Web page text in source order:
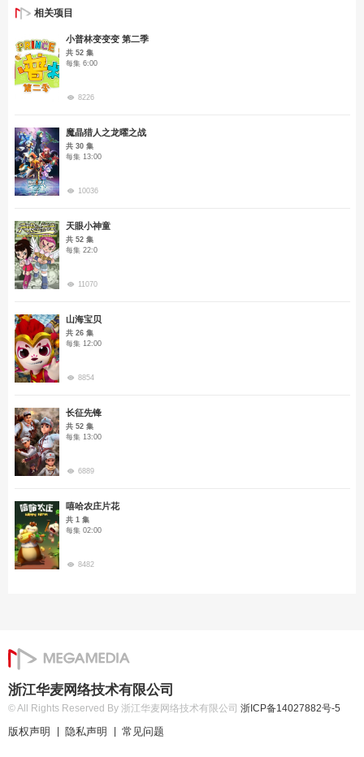
相关项目
小普林变变变 第二季
共 52 集
每集 6:00
8226
魔晶猎人之龙曜之战
共 30 集
每集 13:00
10036
天眼小神童
共 52 集
每集 22:0
11070
山海宝贝
共 26 集
每集 12:00
8854
长征先锋
共 52 集
每集 13:00
6889
嘻哈农庄片花
共 1 集
每集 02:00
8482
浙江华麦网络技术有限公司
© All Rights Reserved By 浙江华麦网络技术有限公司 浙ICP备14027882号-5
版权声明 隐私声明 常见问题